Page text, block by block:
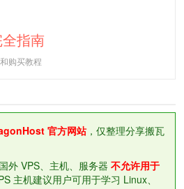
指南
购买教程
官方网站，仅整理分享搬瓦
外 VPS、主机、服务器 不允许用于
主机建议用户可用于学习 Linux、